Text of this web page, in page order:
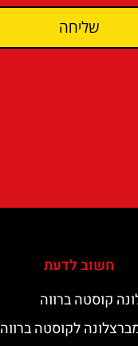
שליחה
חשוב לדעת
קוסטה ברווה
מברצלונה לקוסטה ברווה